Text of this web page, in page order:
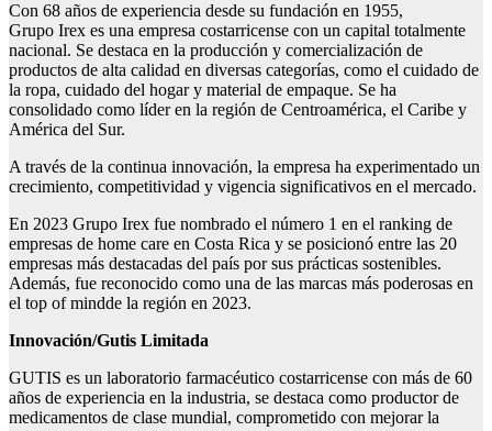
Con 68 años de experiencia desde su fundación en 1955,
Grupo Irex es una empresa costarricense con un capital totalmente
nacional. Se destaca en la producción y comercialización de
productos de alta calidad en diversas categorías, como el cuidado de
la ropa, cuidado del hogar y material de empaque. Se ha
consolidado como líder en la región de Centroamérica, el Caribe y
América del Sur.
A través de la continua innovación, la empresa ha experimentado un
crecimiento, competitividad y vigencia significativos en el mercado.
En 2023 Grupo Irex fue nombrado el número 1 en el ranking de
empresas de home care en Costa Rica y se posicionó entre las 20
empresas más destacadas del país por sus prácticas sostenibles.
Además, fue reconocido como una de las marcas más poderosas en
el top of mindde la región en 2023.
Innovación/Gutis Limitada
GUTIS es un laboratorio farmacéutico costarricense con más de 60
años de experiencia en la industria, se destaca como productor de
medicamentos de clase mundial, comprometido con mejorar la